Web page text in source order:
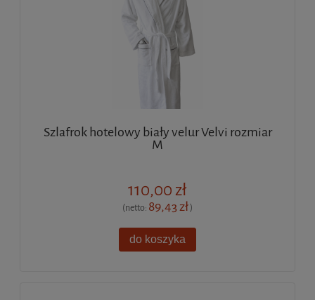
Szlafrok hotelowy biały velur Velvi rozmiar
M
110,00 zł
(netto: 89,43 zł)
do koszyka